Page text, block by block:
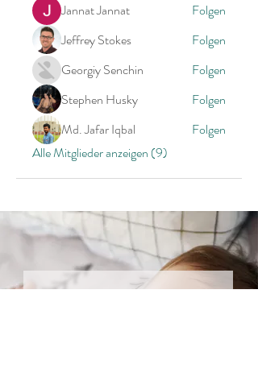
Jannat Jannat
Folgen
Jeffrey Stokes
Folgen
Georgiy Senchin
Folgen
Stephen Husky
Folgen
Md. Jafar Iqbal
Folgen
Alle Mitglieder anzeigen (9)